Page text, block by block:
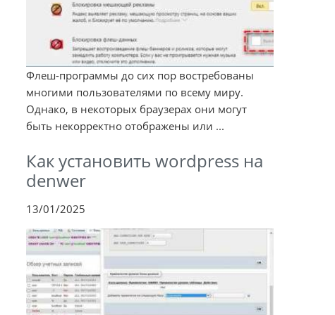
Флеш-программы до сих пор востребованы
многими пользователями по всему миру.
Однако, в некоторых браузерах они могут
быть некорректно отображены или ...
Как установить wordpress на
denwer
13/01/2025